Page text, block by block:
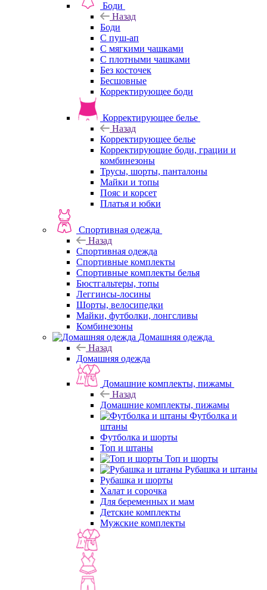
Боди
Назад
Боди
С пуш-ап
С мягкими чашками
С плотными чашками
Без косточек
Бесшовные
Корректирующее боди
Корректирующее белье
Назад
Корректирующее белье
Корректирующие боди, грации и
комбинезоны
Трусы, шорты, панталоны
Майки и топы
Пояс и корсет
Платья и юбки
Спортивная одежда
Назад
Спортивная одежда
Спортивные комплекты
Спортивные комплекты белья
Бюстгальтеры, топы
Леггинсы-лосины
Шорты, велосипедки
Майки, футболки, лонгсливы
Комбинезоны
Домашняя одежда
Назад
Домашняя одежда
Домашние комплекты, пижамы
Назад
Домашние комплекты, пижамы
Футболка и
штаны
Футболка и шорты
Топ и штаны
Топ и шорты
Рубашка и штаны
Рубашка и шорты
Халат и сорочка
Для беременных и мам
Детские комплекты
Мужские комплекты